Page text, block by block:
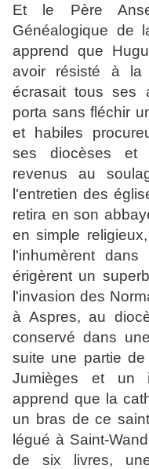
Et le Père
Généalogique de
apprend que
avoir résisté à la
écrasait tous ses
porta sans fléchir
et habiles
ses diocèses et
revenus au
l'entretien des
retira en son
en simple
l'inhumèrent
érigèrent un
l'invasion des
à Aspres, au
conservé dans
suite une partie
Jumièges et un
apprend que la
un bras de ce
légué à Saint-
de six livres,